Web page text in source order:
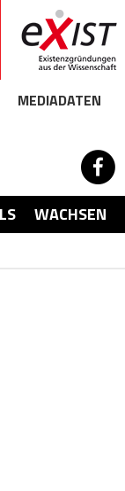
MEDIADATEN
WACHSEN